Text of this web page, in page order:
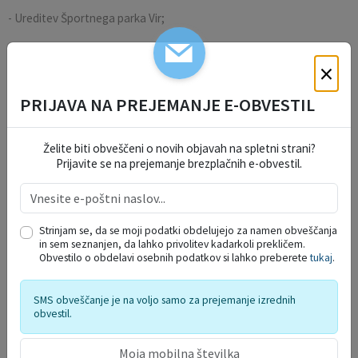
- Ureditev Športnega parka Vir;
- Razgibano igralo za velike in majhne otroke pri Sahari;
- Akustična ureditev prostorov LIPA;
- Obnova TRIM steze na Šumberku.
Vsi izglasovani in potrjeni predlogi se nahajajo na spletni strani
naplanzidejo.domzale.si.
Fotogalerija
×
PRIJAVA NA PREJEMANJE E-OBVESTIL
Želite biti obveščeni o novih objavah na spletni strani?
Prijavite se na prejemanje brezplačnih e-obvestil.
Strinjam se, da se moji podatki obdelujejo za namen obveščanja
in sem seznanjen, da lahko privolitev kadarkoli prekličem.
Obvestilo o obdelavi osebnih podatkov si lahko preberetetukaj.
SMS obveščanje je na voljo samo za prejemanje izrednih
obvestil.